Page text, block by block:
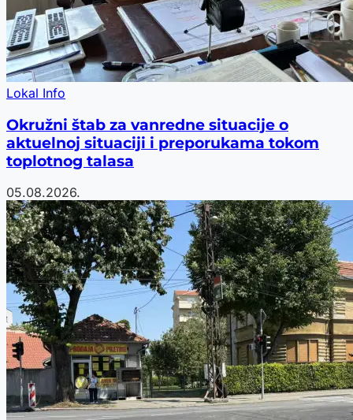
Lokal Info
Okružni štab za vanredne situacije o
aktuelnoj situaciji i preporukama tokom
toplotnog talasa
05.08.2026.